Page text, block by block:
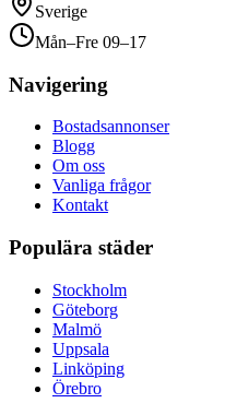
Sverige
Mån–Fre 09–17
Navigering
Bostadsannonser
Blogg
Om oss
Vanliga frågor
Kontakt
Populära städer
Stockholm
Göteborg
Malmö
Uppsala
Linköping
Örebro